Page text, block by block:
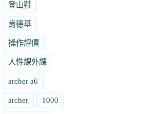
登山鞋
肯德基
操作評價
人性課外課
archer a6
archer 1000